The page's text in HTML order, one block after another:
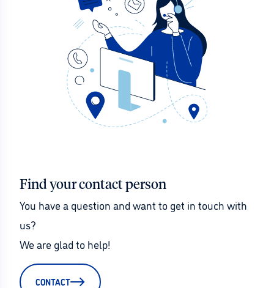
Find your contact person
You have a question and want to get in touch with
us?
We are glad to help!
CONTACT